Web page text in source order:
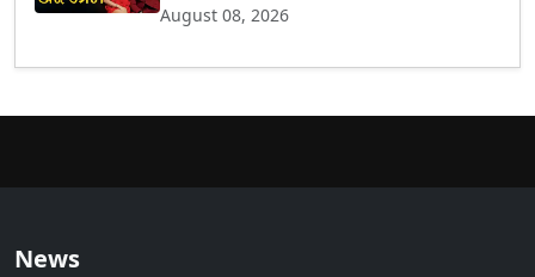
August 08, 2026
News